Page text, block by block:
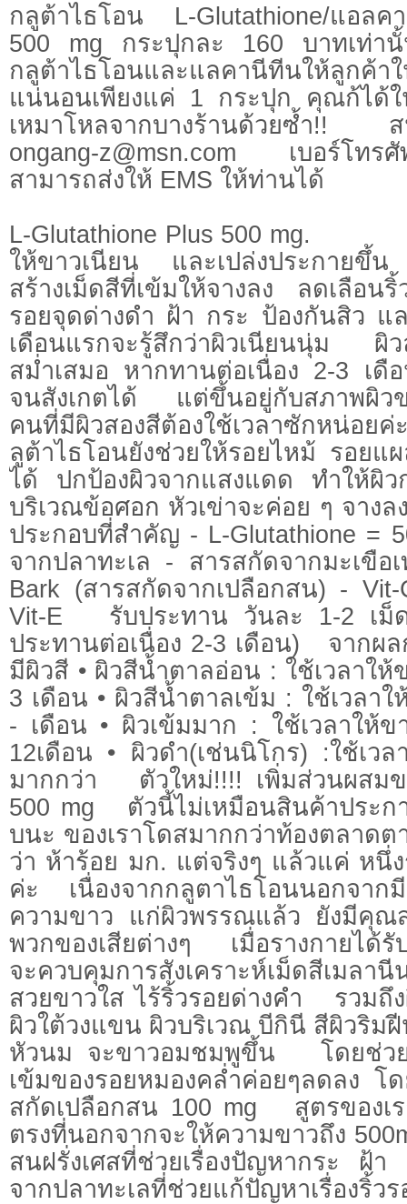
กลูต้าไธโอน L-Glutathione/แอล
500 mg กระปุกละ 160 บาทเท่านั้
กลูต้าไธโอนและแลคานีทีนให้ลู
แน่นอนเพียงแค่ 1 กระปุก คุณก้ได้ใ
เหมาโหลจากบางร้านด้วยซ้ำ!!
ongang-z@msn.com เบอร์โทรศั
สามารถส่งให้ EMS ให้ท่านได้
L-Glutathione Plus 500 mg.
ให้ขาวเนียน และเปล่งประกายขึ้น
สร้างเม็ดสีที่เข้มให้จางลง ลดเลือน
รอยจุดด่างดำ ฝ้า กระ ป้องกันสิว แ
เดือนแรกจะรู้สึกว่าผิวเนียนนุ่ม
สม่ำเสมอ หากทานต่อเนื่อง 2-3 เดื
จนสังเกตได้ แต่ขึ้นอยู่กับสภาพผิว
คนที่มีผิวสองสีต้องใช้เวลาซักหน่อย
ลูต้าไธโอนยังช่วยให้รอยไหม้ รอยแ
ได้ ปกป้องผิวจากแสงแดด ทำให้ผิ
บริเวณข้อศอก หัวเข่าจะค่อย ๆ จาง
ประกอบที่สำคัญ - L-Glutathione =
จากปลาทะเล - สารสกัดจากมะเขือ
Bark (สารสกัดจากเปลือกสน) -
Vit-E รับประทาน วันละ 1-2 เม็ด
ประทานต่อเนื่อง 2-3 เดือน) จากผ
มีผิวสี • ผิวสีน้ำตาลอ่อน : ใช้เวลาใ
3 เดือน • ผิวสีน้ำตาลเข้ม : ใช้เวลา
- เดือน • ผิวเข้มมาก : ใช้เวลาให้
12เดือน • ผิวดำ(เช่นนิโกร) :ใช้เว
มากกว่า ตัวใหม่!!!! เพิ่มส่วนผสมข
500 mg ตัวนี้ไม่เหมือนสินค้าประก
บนะ ของเราโดสมากกว่าท้องตลาด
ว่า ห้าร้อย มก. แต่จริงๆ แล้วแค่ หนึ่
ค่ะ เนื่องจากกลูตาไธโอนนอกจาก
ความขาว แก่ผิวพรรณแล้ว ยังมีคุณ
พวกของเสียต่างๆ เมื่อรางกายได้รั
จะควบคุมการสังเคราะห์เม็ดสีเมลา
สวยขาวใส ไร้ริ้วรอยด่างคำ รวมถึง
ผิวใต้วงแขน ผิวบริเวณ บีกินี สีผิวริม
หัวนม จะขาวอมชมพูขึ้น โดยช่วย
เข้มของรอยหมองคล่ำค่อยๆลดลง โ
สกัดเปลือกสน 100 mg สูตรของเร
ตรงที่นอกจากจะให้ความขาวถึง
สนฝรั่งเศสที่ช่วยเรื่องปัญหากระ ฝ้า
จากปลาทะเลที่ช่วยแก้ปัญหาเรื่องริ้ว